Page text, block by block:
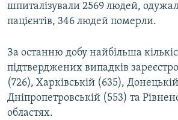
шпиталізували 2569 людей,
пацієнтів, 346 людей померли.
За останню добу найбільша
підтверджених випадків
(726), Харківській (635),
Дніпропетровській (553) та
областях.